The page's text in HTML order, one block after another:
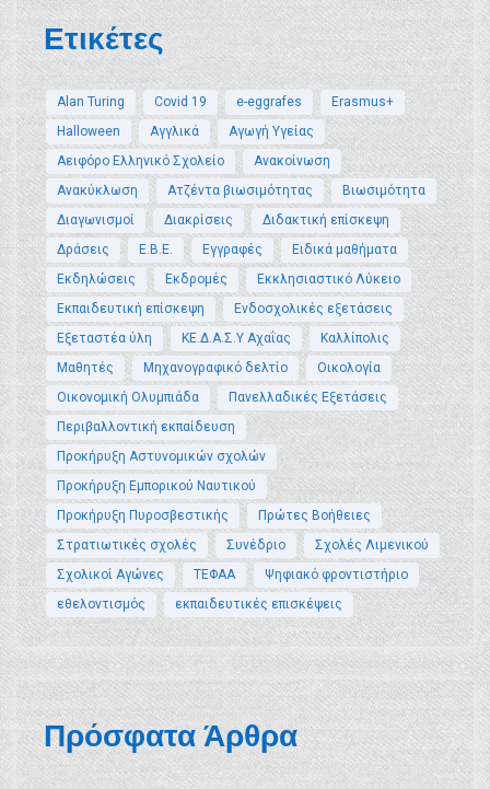
Ετικέτες
Alan Turing Covid 19 e-eggrafes
Erasmus+
Halloween
Αγγλικά
Αγωγή Υγείας
Αειφόρο Ελληνικό Σχολείο
Ανακοίνωση
Ανακύκλωση
Ατζέντα βιωσιμότητας
Βιωσιμότητα
Διαγωνισμοί
Διακρίσεις
Διδακτική επίσκεψη
Δράσεις
Ε.Β.Ε. Εγγραφές
Ειδικά μαθήματα
Εκδηλώσεις
Εκδρομές
Εκκλησιαστικό Λύκειο
Εκπαιδευτική επίσκεψη
Ενδοσχολικές εξετάσεις
Εξεταστέα ύλη
ΚΕ.Δ.Α.Σ.Υ Αχαΐας
Καλλίπολις
Μαθητές
Μηχανογραφικό δελτίο
Οικολογία
Οικονομική Ολυμπιάδα
Πανελλαδικές Εξετάσεις
Περιβαλλοντική εκπαίδευση
Προκήρυξη Αστυνομικών σχολών
Προκήρυξη Εμπορικού Ναυτικού
Προκήρυξη Πυροσβεστικής
Πρώτες Βοήθειες
Στρατιωτικές σχολές
Συνέδριο
Σχολές Λιμενικού
Σχολικοί Αγώνες
ΤΕΦΑΑ
Ψηφιακό φροντιστήριο
εθελοντισμός
εκπαιδευτικές επισκέψεις
Πρόσφατα Άρθρα